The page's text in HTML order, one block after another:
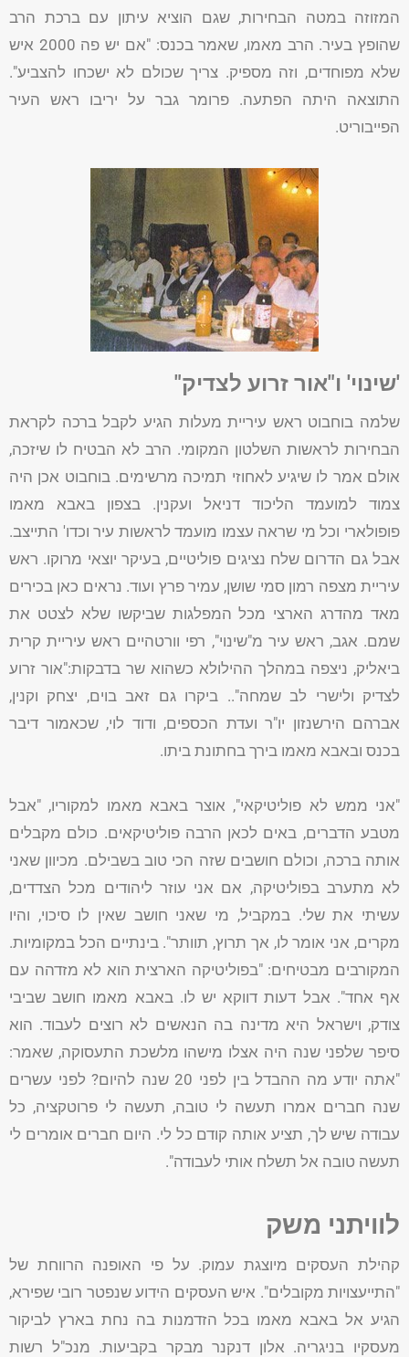
המזוזה במטה הבחירות, שגם הוציא עיתון עם ברכת הרב
שהופץ בעיר. הרב מאמו, שאמר בכנס: "אם יש פה 2000 איש
שלא מפוחדים, וזה מספיק. צריך שכולם לא ישכחו להצביע".
התוצאה היתה הפתעה. פרומר גבר על יריבו ראש העיר
הפייבוריט.
'שינוי' ו"אור זרוע לצדיק"
שלמה בוחבוט ראש עיריית מעלות הגיע לקבל ברכה לקראת
הבחירות לראשות השלטון המקומי. הרב לא הבטיח לו שיזכה,
אולם אמר לו שיגיע לאחוזי תמיכה מרשימים. בוחבוט אכן היה
צמוד למועמד הליכוד דניאל ועקנין. בצפון באבא מאמו
פופולארי וכל מי שראה עצמו מועמד לראשות עיר וכדו' התייצב.
אבל גם הדרום שלח נציגים פוליטיים, בעיקר יוצאי מרוקו. ראש
עיריית מצפה רמון סמי שושן, עמיר פרץ ועוד. נראים כאן בכירים
מאד מהדרג הארצי מכל המפלגות שביקשו שלא לצטט את
שמם. אגב, ראש עיר מ"שינוי", רפי וורטהיים ראש עיריית קרית
ביאליק, ניצפה במהלך ההילולא כשהוא שר בדבקות:"אור זרוע
לצדיק ולישרי לב שמחה".. ביקרו גם זאב בוים, יצחק וקנין,
אברהם הירשנזון יו"ר ועדת הכספים, ודוד לוי, שכאמור דיבר
בכנס ובאבא מאמו בירך בחתונת ביתו.
"אני ממש לא פוליטיקאי", אוצר באבא מאמו למקוריו, "אבל
מטבע הדברים, באים לכאן הרבה פוליטיקאים. כולם מקבלים
אותה ברכה, וכולם חושבים שזה הכי טוב בשבילם. מכיוון שאני
לא מתערב בפוליטיקה, אם אני עוזר ליהודים מכל הצדדים,
עשיתי את שלי. במקביל, מי שאני חושב שאין לו סיכוי, והיו
מקרים, אני אומר לו, אך תרוץ, תוותר". בינתיים הכל במקומיות.
המקורבים מבטיחים: "בפוליטיקה הארצית הוא לא מזדהה עם
אף אחד". אבל דעות דווקא יש לו. באבא מאמו חושב שביבי
צודק, וישראל היא מדינה בה הנאשים לא רוצים לעבוד. הוא
סיפר שלפני שנה היה אצלו מישהו מלשכת התעסוקה, שאמר:
"אתה יודע מה ההבדל בין לפני 20 שנה להיום? לפני עשרים
שנה חברים אמרו תעשה לי טובה, תעשה לי פרוטקציה, כל
עבודה שיש לך, תציע אותה קודם כל לי. היום חברים אומרים לי
תעשה טובה אל תשלח אותי לעבודה".
לוויתני משק
קהילת העסקים מיוצגת עמוק. על פי האופנה הרווחת של
"התייעצויות מקובלים". איש העסקים הידוע שנפטר רובי שפירא,
הגיע אל באבא מאמו בכל הזדמנות בה נחת בארץ לביקור
מעסקיו בניגריה. אלון דנקנר מבקר בקביעות. מנכ"ל רשות